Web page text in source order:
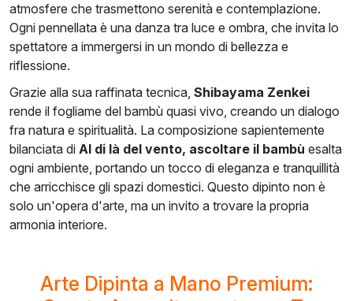
atmosfere che trasmettono serenità e contemplazione.
Ogni pennellata è una danza tra luce e ombra, che invita lo
spettatore a immergersi in un mondo di bellezza e
riflessione.
Grazie alla sua raffinata tecnica, Shibayama Zenkei
rende il fogliame del bambù quasi vivo, creando un dialogo
fra natura e spiritualità. La composizione sapientemente
bilanciata di Al di là del vento, ascoltare il bambù esalta
ogni ambiente, portando un tocco di eleganza e tranquillità
che arricchisce gli spazi domestici. Questo dipinto non è
solo un'opera d'arte, ma un invito a trovare la propria
armonia interiore.
Arte Dipinta a Mano Premium: